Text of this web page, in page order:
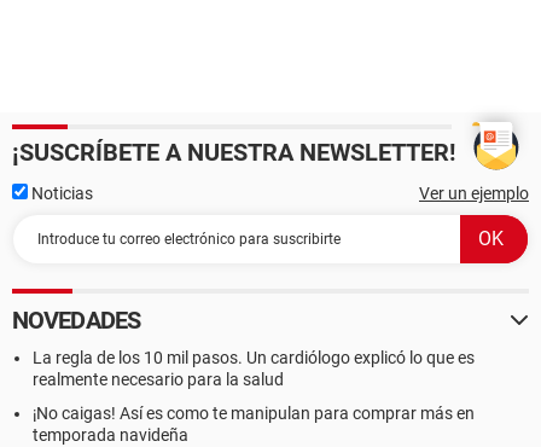
¡SUSCRÍBETE A NUESTRA NEWSLETTER!
Noticias Ver un ejemplo
NOVEDADES
La regla de los 10 mil pasos. Un cardiólogo explicó lo que es
realmente necesario para la salud
¡No caigas! Así es como te manipulan para comprar más en
temporada navideña